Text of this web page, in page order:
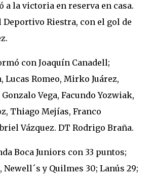
a la victoria en reserva en casa.
Deportivo Riestra, con el gol de
con Joaquín Canadell;
Lucas Romeo, Mirko Juárez,
Vega, Facundo Yozwiak,
Thiago Mejías, Franco
Vázquez. DT Rodrigo Braña.
Boca Juniors con 33 puntos;
y Quilmes 30; Lanús 29;